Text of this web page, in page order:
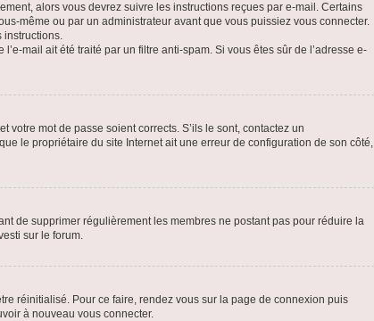
alors vous devrez suivre les instructions reçues par e-mail. Certains
même ou par un administrateur avant que vous puissiez vous connecter.
instructions.
mail ait été traité par un filtre anti-spam. Si vous êtes sûr de l’adresse e-
mot de passe soient corrects. S’ils le sont, contactez un
le propriétaire du site Internet ait une erreur de configuration de son côté,
de supprimer régulièrement les membres ne postant pas pour réduire la
sur le forum.
réinitialisé. Pour ce faire, rendez vous sur la page de connexion puis
à nouveau vous connecter.